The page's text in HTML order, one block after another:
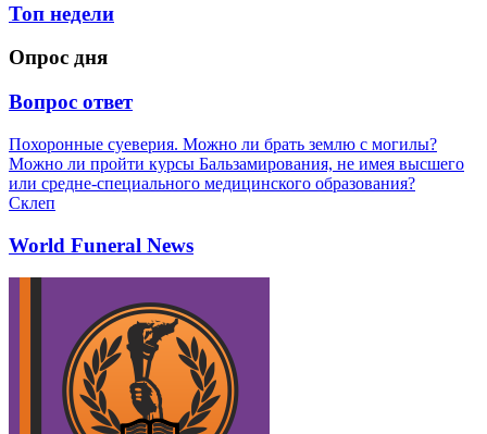
Топ недели
Опрос дня
Вопрос ответ
Похоронные суеверия. Можно ли брать землю с могилы?
Можно ли пройти курсы Бальзамирования, не имея высшего
или средне-специального медицинского образования?
Склеп
World Funeral News